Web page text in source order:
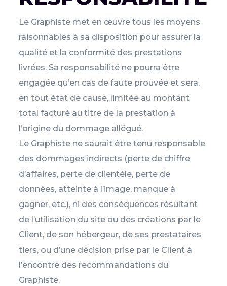
Le Graphiste met en œuvre tous les moyens
raisonnables à sa disposition pour assurer la
qualité et la conformité des prestations
livrées. Sa responsabilité ne pourra être
engagée qu’en cas de faute prouvée et sera,
en tout état de cause, limitée au montant
total facturé au titre de la prestation à
l’origine du dommage allégué.
Le Graphiste ne saurait être tenu responsable
des dommages indirects (perte de chiffre
d’affaires, perte de clientèle, perte de
données, atteinte à l’image, manque à
gagner, etc.), ni des conséquences résultant
de l’utilisation du site ou des créations par le
Client, de son hébergeur, de ses prestataires
tiers, ou d’une décision prise par le Client à
l’encontre des recommandations du
Graphiste.